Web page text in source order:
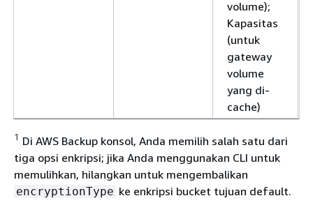
volume);
Kapasitas
(untuk
gateway
volume
yang di-
cache)
1 Di AWS Backup konsol, Anda memilih salah satu dari
tiga opsi enkripsi; jika Anda menggunakan CLI untuk
memulihkan, hilangkan untuk mengembalikan
encryptionType ke enkripsi bucket tujuan default.